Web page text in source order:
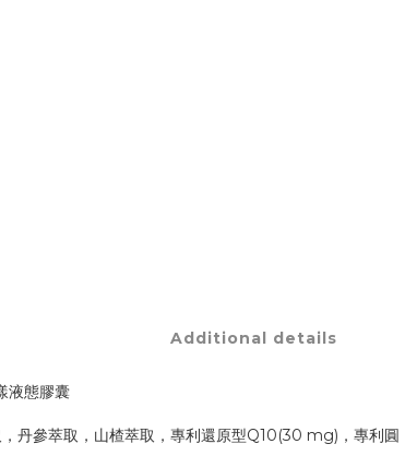
Additional details
液態膠囊
丹參萃取，山楂萃取，專利還原型Q10(30 mg)，專利圓